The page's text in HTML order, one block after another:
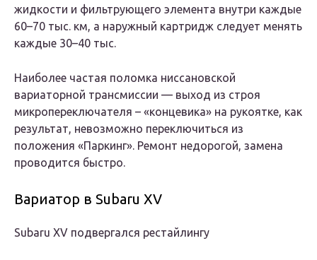
жидкости и фильтрующего элемента внутри каждые
60–70 тыс. км, а наружный картридж следует менять
каждые 30–40 тыс.
Наиболее частая поломка ниссановской
вариаторной трансмиссии — выход из строя
микропереключателя – «концевика» на рукоятке, как
результат, невозможно переключиться из
положения «Паркинг». Ремонт недорогой, замена
проводится быстро.
Вариатор в Subaru XV
Subaru XV подвергался рестайлингу